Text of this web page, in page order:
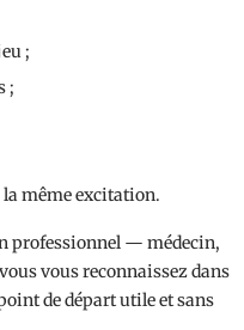
;
;
la même excitation.
professionnel — médecin,
vous reconnaissez dans
de départ utile et sans